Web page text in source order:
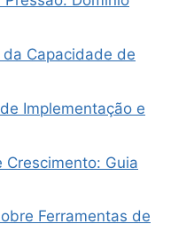
Capacidade de
Implementação e
Crescimento: Guia
Ferramentas de